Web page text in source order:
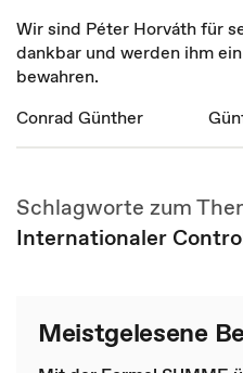
Wir sind Péter Horváth für
dankbar und werden ihm
bewahren.
Conrad Günther
Schlagworte zum
Internationaler
Meistgelesene